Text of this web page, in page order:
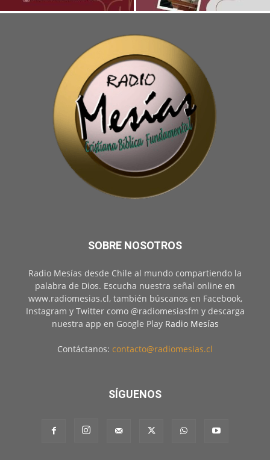
SOBRE NOSOTROS
Radio Mesías desde Chile al mundo compartiendo la
palabra de Dios. Escucha nuestra señal online en
www.radiomesias.cl, también búscanos en Facebook,
Instagram y Twitter como @radiomesiasfm y descarga
nuestra app en Google Play Radio Mesías
Contáctanos: contacto@radiomesias.cl
SÍGUENOS